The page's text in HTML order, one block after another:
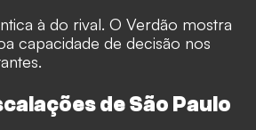
à do rival. O Verdão mostra
capacidade de decisão nos
de São Paulo